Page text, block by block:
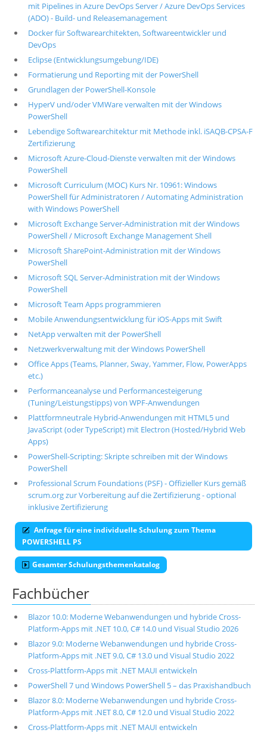
mit Pipelines in Azure DevOps Server / Azure DevOps Services
(ADO) - Build- und Releasemanagement
Docker für Softwarearchitekten, Softwareentwickler und
DevOps
Eclipse (Entwicklungsumgebung/IDE)
Formatierung und Reporting mit der PowerShell
Grundlagen der PowerShell-Konsole
HyperV und/oder VMWare verwalten mit der Windows
PowerShell
Lebendige Softwarearchitektur mit Methode inkl. iSAQB-CPSA-F
Zertifizierung
Microsoft Azure-Cloud-Dienste verwalten mit der Windows
PowerShell
Microsoft Curriculum (MOC) Kurs Nr. 10961: Windows
PowerShell für Administratoren / Automating Administration
with Windows PowerShell
Microsoft Exchange Server-Administration mit der Windows
PowerShell / Microsoft Exchange Management Shell
Microsoft SharePoint-Administration mit der Windows
PowerShell
Microsoft SQL Server-Administration mit der Windows
PowerShell
Microsoft Team Apps programmieren
Mobile Anwendungsentwicklung für iOS-Apps mit Swift
NetApp verwalten mit der PowerShell
Netzwerkverwaltung mit der Windows PowerShell
Office Apps (Teams, Planner, Sway, Yammer, Flow, PowerApps
etc.)
Performanceanalyse und Performancesteigerung
(Tuning/Leistungstipps) von WPF-Anwendungen
Plattformneutrale Hybrid-Anwendungen mit HTML5 und
JavaScript (oder TypeScript) mit Electron (Hosted/Hybrid Web
Apps)
PowerShell-Scripting: Skripte schreiben mit der Windows
PowerShell
Professional Scrum Foundations (PSF) - Offizieller Kurs gemäß
scrum.org zur Vorbereitung auf die Zertifizierung - optional
inklusive Zertifizierung
Anfrage für eine individuelle Schulung zum Thema
POWERSHELL PS
Gesamter Schulungsthemenkatalog
Fachbücher
Blazor 10.0: Moderne Webanwendungen und hybride Cross-
Platform-Apps mit .NET 10.0, C# 14.0 und Visual Studio 2026
Blazor 9.0: Moderne Webanwendungen und hybride Cross-
Platform-Apps mit .NET 9.0, C# 13.0 und Visual Studio 2022
Cross-Plattform-Apps mit .NET MAUI entwickeln
PowerShell 7 und Windows PowerShell 5 – das Praxishandbuch
Blazor 8.0: Moderne Webanwendungen und hybride Cross-
Platform-Apps mit .NET 8.0, C# 12.0 und Visual Studio 2022
Cross-Plattform-Apps mit .NET MAUI entwickeln